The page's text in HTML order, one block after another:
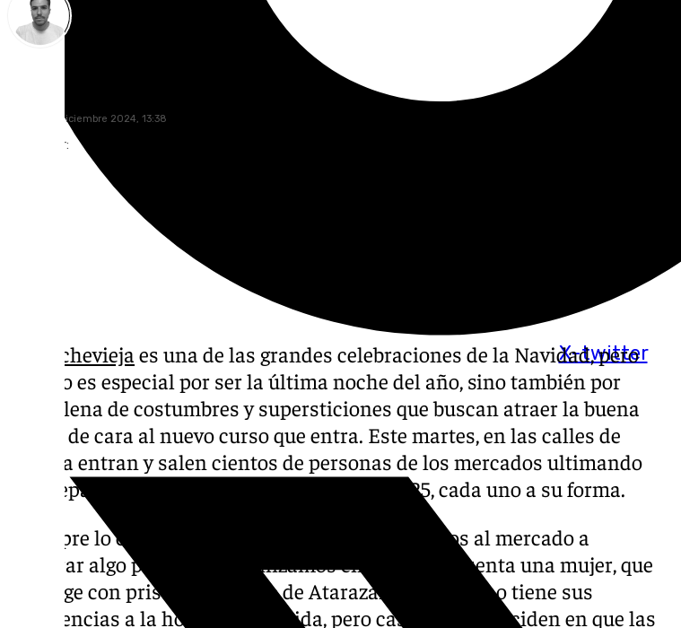
X-twitter
martes, 31 diciembre 2024, 13:38
Compartir:
Nochevieja es una de las grandes celebraciones de la Navidad, pero
no solo es especial por ser la última noche del año, sino también por
estar llena de costumbres y supersticiones que buscan atraer la buena
suerte de cara al nuevo curso que entra. Este martes, en las calles de
Málaga entran y salen cientos de personas de los mercados ultimando
los preparativos para dar la bienvenida al 2025, cada uno a su forma.
«Siempre lo celebramos en familia, de hecho vamos al mercado a
comprar algo porque la organizamos en mi casa», cuenta una mujer, que
se dirige con prisa al Mercado de Atarazanas. Cada uno tiene sus
preferencias a la hora de la comida, pero casi todos coinciden en que las